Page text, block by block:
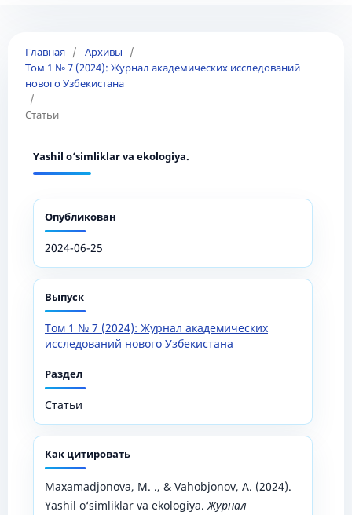
Главная / Архивы
/
Том 1 № 7 (2024): Журнал академических исследований
нового Узбекистана
/
Статьи
Yashil o‘simliklar va ekologiya.
Опубликован
2024-06-25
Выпуск
Том 1 № 7 (2024): Журнал академических
исследований нового Узбекистана
Раздел
Статьи
Как цитировать
Maxamadjonova, M. ., & Vahobjonov, A. (2024).
Yashil o‘simliklar va ekologiya.Журнал